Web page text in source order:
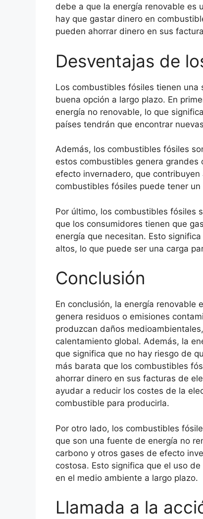
debe a que la energía renovable es
hay que gastar dinero en
pueden ahorrar dinero en sus
Desventajas de
Los combustibles fósiles tienen una
buena opción a largo plazo. En
energía no renovable, lo que
países tendrán que encontrar
Además, los combustibles fósiles
estos combustibles genera
efecto invernadero, que
combustibles fósiles puede tener
Por último, los combustibles fósiles
que los consumidores tienen que
energía que necesitan. Esto
altos, lo que puede ser una carga
Conclusión
En conclusión, la energía renovable
genera residuos o emisiones
produzcan daños
calentamiento global. Además, la
que significa que no hay riesgo de
más barata que los combustibles
ahorrar dinero en sus facturas de
ayudar a reducir los costes de la
combustible para producirla.
Por otro lado, los combustibles
que son una fuente de energía no
carbono y otros gases de efecto
costosa. Esto significa que el uso
en el medio ambiente a largo plazo.
Llamada a la